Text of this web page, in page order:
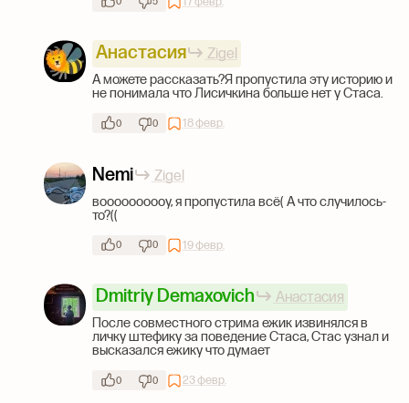
Анастасия
Zigel
А можете рассказать?Я пропустила эту историю и
не понимала что Лисичкина больше нет у Стаса.
0 0 18 февр.
Nemi
Zigel
воооооооооу, я пропустила всё( А что случилось-
то?((
0 0 19 февр.
Dmitriy Demaxovich
Анастасия
После совместного стрима ежик извинялся в
личку штефику за поведение Стаса, Стас узнал и
высказался ежику что думает
0 0 23 февр.